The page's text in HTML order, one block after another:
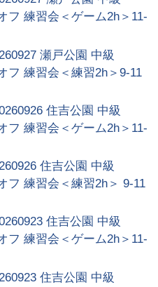
フ 練習会＜ゲーム2h＞11-
瀬戸公園 中級
フ 練習会＜練習2h＞9-11
住吉公園 中級
フ 練習会＜ゲーム2h＞11-
住吉公園 中級
フ 練習会＜練習2h＞ 9-11
住吉公園 中級
フ 練習会＜ゲーム2h＞11-
住吉公園 中級